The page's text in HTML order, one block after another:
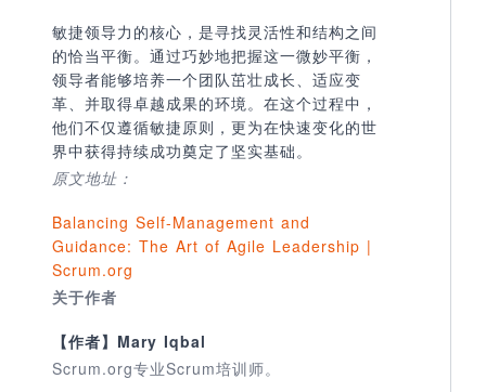
敏捷领导力的核心，是寻找灵活性和结构之间
的恰当平衡。通过巧妙地把握这一微妙平衡，
领导者能够培养一个团队茁壮成长、适应变
革、并取得卓越成果的环境。在这个过程中，
他们不仅遵循敏捷原则，更为在快速变化的世
界中获得持续成功奠定了坚实基础。
原文地址：
Balancing Self-Management and
Guidance: The Art of Agile Leadership |
Scrum.org
关于作者
【作者】 Mary Iqbal
Scrum.org专业Scrum培训师。